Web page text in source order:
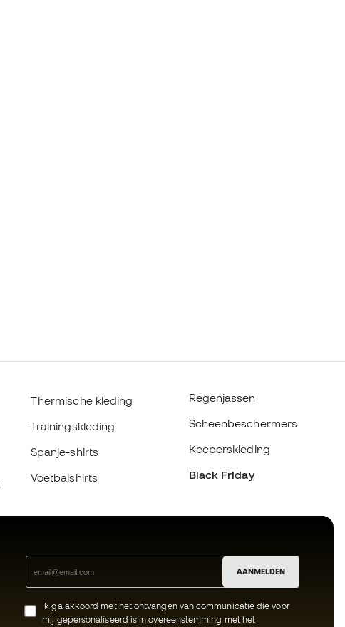
Thermische kleding
Trainingskleding
Spanje-shirts
Voetbalshirts
Regenjassen
Scheenbeschermers
Keeperskleding
Black Friday
AANMELDEN
Ik ga akkoord met het ontvangen van communicatie die voor
mij gepersonaliseerd is in overeenstemming met het